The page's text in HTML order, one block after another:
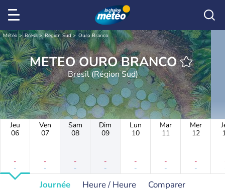
Météo Brésil Région Sud Ouro Branco
METEO OURO BRANCO
Brésil (Région Sud)
Jeu
06
-
-
Ven
07
-
-
Sam
08
-
-
Dim
09
-
-
Lun
10
-
-
Mar
11
-
-
Mer
12
-
-
Journée Heure / Heure Comparer